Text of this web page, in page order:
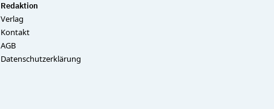
Redaktion
Verlag
Kontakt
AGB
Datenschutzerklärung